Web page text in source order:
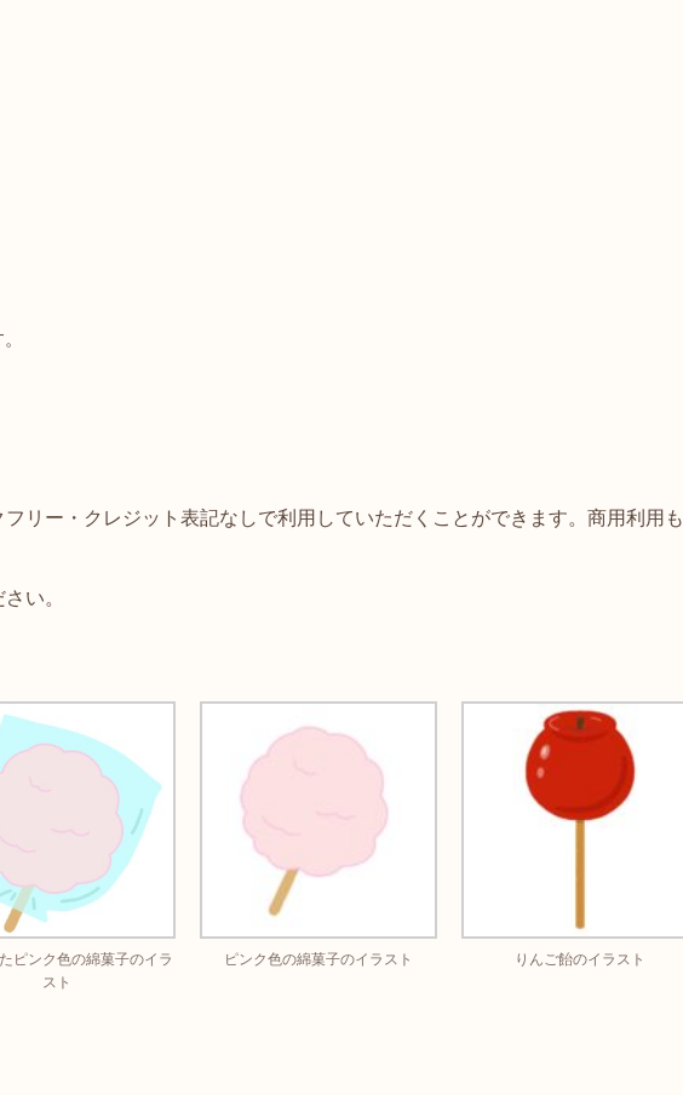
フリー・クレジット表記なしで利用していただくことができます。商用利用も
い。
ピンク色の綿菓子のイラ
スト
ピンク色の綿菓子のイラスト りんご飴のイラスト